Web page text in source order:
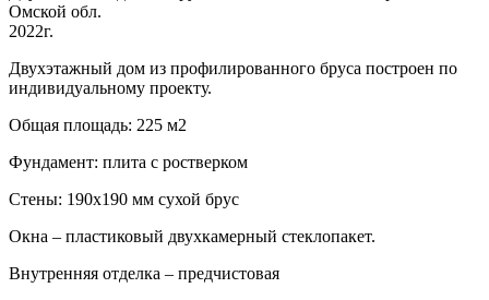
Омской обл.
2022г.
Двухэтажный дом из профилированного бруса построен по
индивидуальному проекту.
Общая площадь: 225 м2
Фундамент: плита с ростверком
Стены: 190х190 мм сухой брус
Окна – пластиковый двухкамерный стеклопакет.
Внутренняя отделка – предчистовая